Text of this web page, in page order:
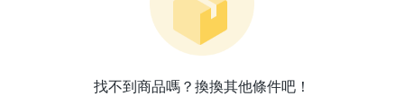
找不到商品嗎？換換其他條件吧！